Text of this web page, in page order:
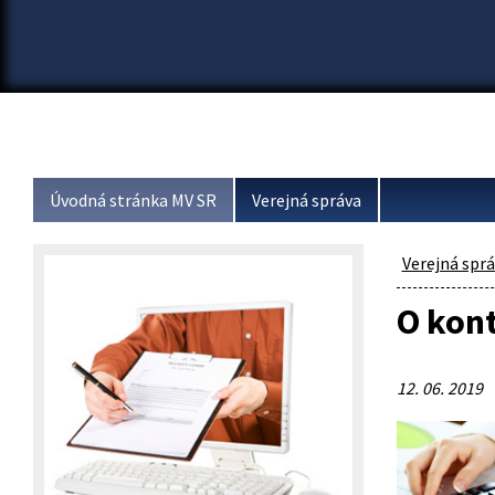
Úvodná stránka MV SR Verejná správa
Verejná
O
12. 06. 2019